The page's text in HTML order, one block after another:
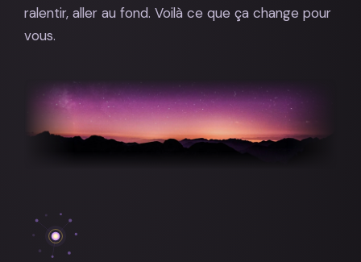
ralentir, aller au fond. Voilà ce que ça change pour
vous.